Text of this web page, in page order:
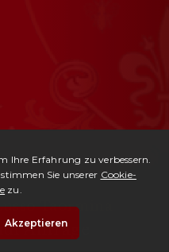
Taormina
Anfrage